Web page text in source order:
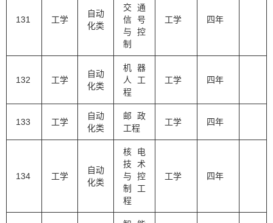
131 工学
自动
化类
交通
信号
与控
制
工学 四年
132 工学
自动
化类
机器
人工
程
工学 四年
133 工学
自动
化类
邮政
工程
工学 四年
134 工学
自动
化类
核电
技术
与控
制工
程
工学 四年